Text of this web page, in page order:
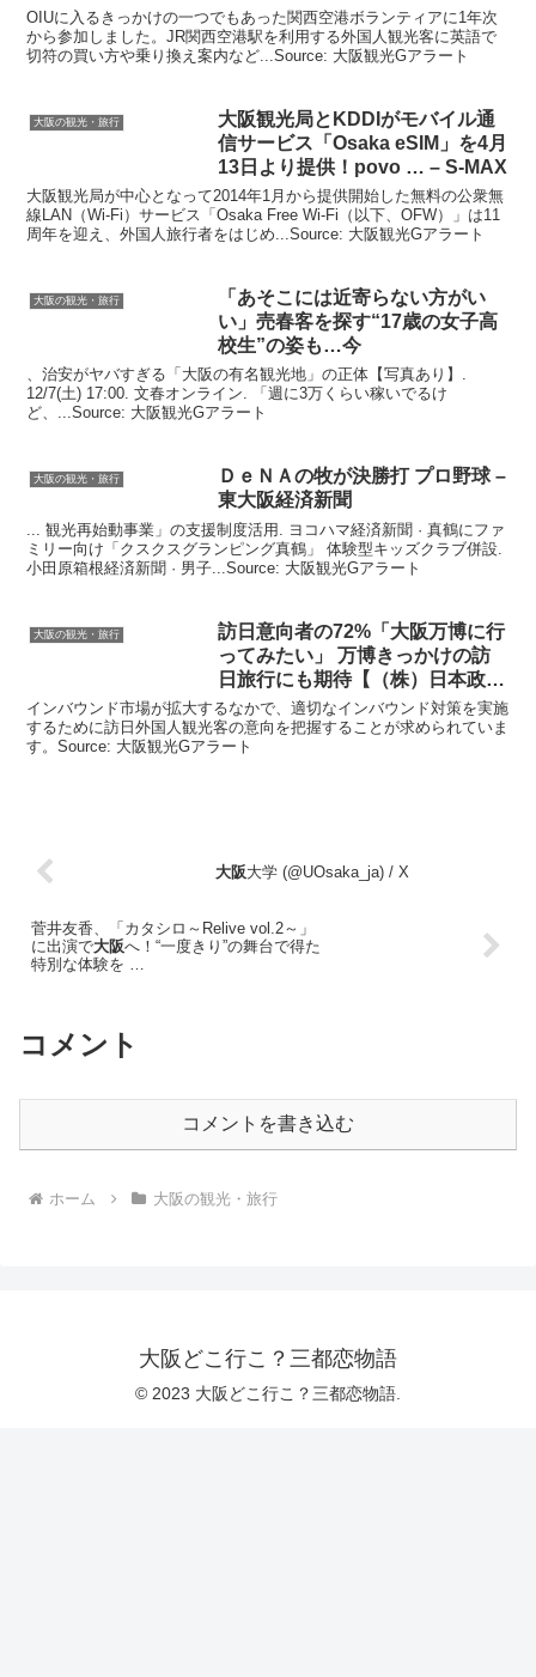
…
OIUに入るきっかけの一つでもあった関西空港ボランティアに1年次
から参加しました。JR関西空港駅を利用する外国人観光客に英語で
切符の買い方や乗り換え案内など...Source: 大阪観光Gアラート
大阪の観光・旅行 大阪観光局とKDDIがモバイル通
信サービス「Osaka eSIM」を4月
13日より提供！povo … – S-MAX
大阪観光局が中心となって2014年1月から提供開始した無料の公衆無
線LAN（Wi-Fi）サービス「Osaka Free Wi-Fi（以下、OFW）」は11
周年を迎え、外国人旅行者をはじめ...Source: 大阪観光Gアラート
大阪の観光・旅行
「あそこには近寄らない方がい
い」売春客を探す“17歳の女子高
校生”の姿も…今
、治安がヤバすぎる「大阪の有名観光地」の正体【写真あり】.
12/7(土) 17:00. 文春オンライン. 「週に3万くらい稼いでるけ
ど、...Source: 大阪観光Gアラート
大阪の観光・旅行
ＤｅＮＡの牧が決勝打 プロ野球 –
東大阪経済新聞
... 観光再始動事業」の支援制度活用. ヨコハマ経済新聞 · 真鶴にファ
ミリー向け「クスクスグランピング真鶴」 体験型キッズクラブ併設.
小田原箱根経済新聞 · 男子...Source: 大阪観光Gアラート
大阪の観光・旅行 訪日意向者の72%「 大阪万博に行
ってみたい」 万博きっかけの訪
日旅行にも期待【（株）日本政策
…
インバウンド市場が拡大するなかで、適切なインバウンド対策を実施
するために訪日外国人観光客の意向を把握することが求められていま
す。Source: 大阪観光Gアラート
大阪大学 (@UOsaka_ja) / X
菅井友香、「カタシロ～Relive vol.2～」
に出演で大阪へ！“一度きり”の舞台で得た
特別な体験を …
コメント
コメントを書き込む
ホーム 大阪の観光・旅行
大阪どこ行こ？三都恋物語
© 2023 大阪どこ行こ？三都恋物語.